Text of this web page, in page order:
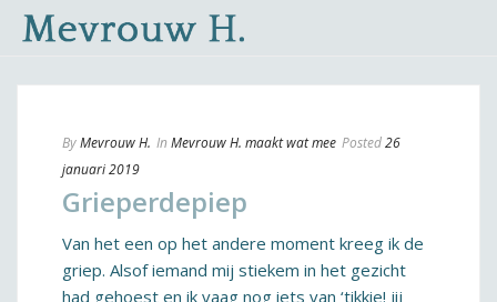
ByMevrouw H. In Mevrouw H. maakt wat mee Posted26
januari 2019
Grieperdepiep
Van het een op het andere moment kreeg ik de
griep. Alsof iemand mij stiekem in het gezicht
had gehoest en ik vaag nog iets van ‘tikkie! jij